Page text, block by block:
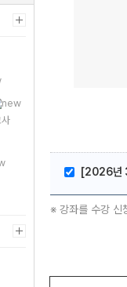
[2026년
※ 강좌를 수강 신